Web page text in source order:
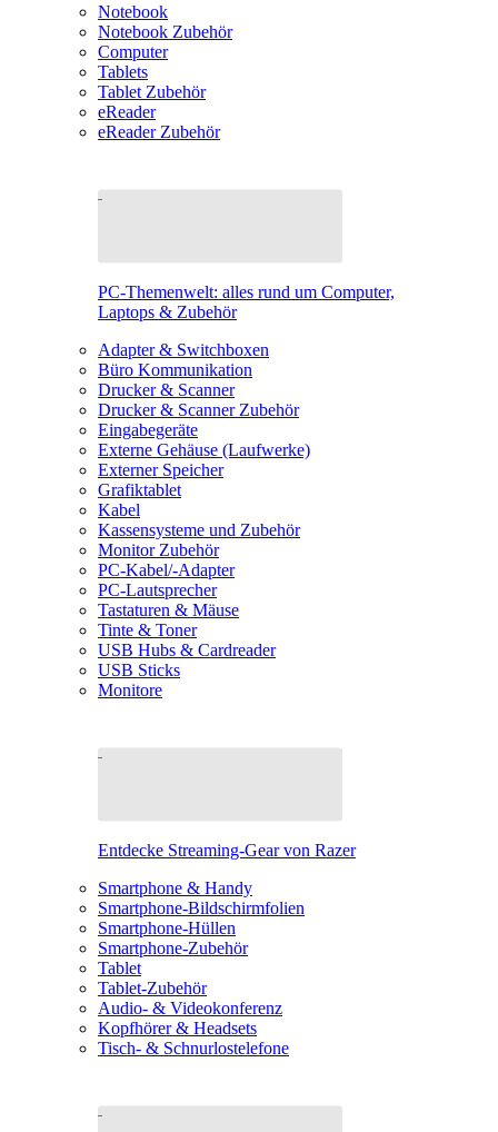
Notebook
Notebook Zubehör
Computer
Tablets
Tablet Zubehör
eReader
eReader Zubehör
PC-Themenwelt: alles rund um Computer,
Laptops & Zubehör
Adapter & Switchboxen
Büro Kommunikation
Drucker & Scanner
Drucker & Scanner Zubehör
Eingabegeräte
Externe Gehäuse (Laufwerke)
Externer Speicher
Grafiktablet
Kabel
Kassensysteme und Zubehör
Monitor Zubehör
PC-Kabel/-Adapter
PC-Lautsprecher
Tastaturen & Mäuse
Tinte & Toner
USB Hubs & Cardreader
USB Sticks
Monitore
Entdecke Streaming-Gear von Razer
Smartphone & Handy
Smartphone-Bildschirmfolien
Smartphone-Hüllen
Smartphone-Zubehör
Tablet
Tablet-Zubehör
Audio- & Videokonferenz
Kopfhörer & Headsets
Tisch- & Schnurlostelefone